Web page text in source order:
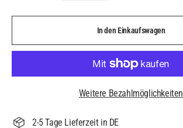
In den Einkaufswagen
Weitere Bezahlmöglichkeiten
2-5 Tage Lieferzeit in DE